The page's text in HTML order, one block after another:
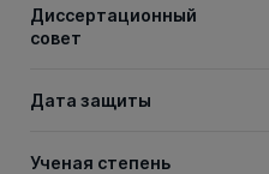
Диссертационный
совет
Дата защиты
Ученая степень